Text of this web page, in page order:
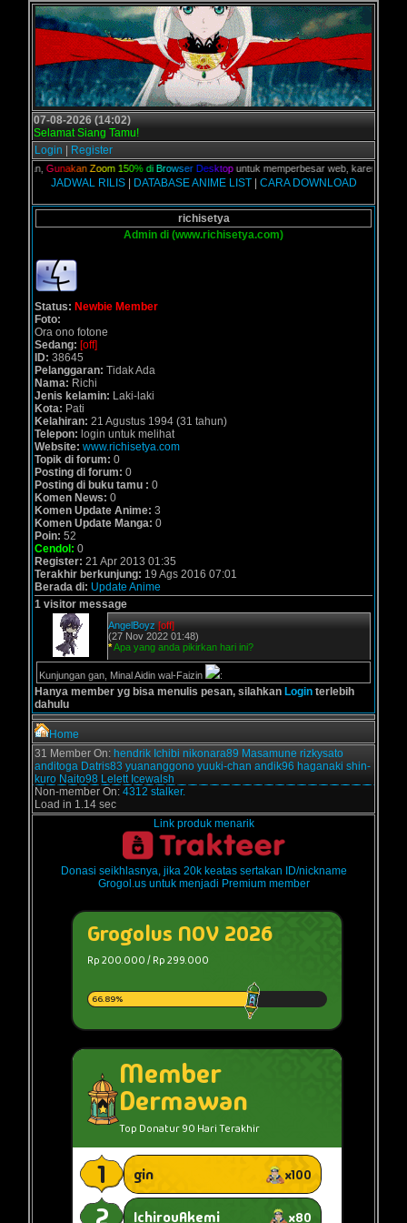
07-08-2026 (14:02)
Selamat Siang Tamu!
Login
Register
kalian,G unakan Zoom 150% di Browser D esktopuntuk memperbesar web, karena
JADWAL RILIS| DATABASE ANIME LIST| CARA DOWNLOAD
richisetya
Admin di (www.richisetya.com)
Status: Newbie Member
Foto:
Ora ono fotone
Sedang: [off]
ID: 38645
Pelanggaran: Tidak Ada
Nama: Richi
Jenis kelamin: Laki-laki
Kota: Pati
Kelahiran: 21 Agustus 1994 (31 tahun)
Telepon: login untuk melihat
Website: www.richisetya.com
Topik di forum: 0
Posting di forum: 0
Posting di buku tamu : 0
Komen News: 0
Komen Update Anime: 3
Komen Update Manga: 0
Poin: 52
Cendol: 0
Register: 21 Apr 2013 01:35
Terakhir berkunjung: 19 Ags 2016 07:01
Berada di: Update Anime
1 visitor message
AngelBoyz [off]
(27 Nov 2022 01:48)
*Apa yang anda pikirkan hari ini?
Kunjungan gan, Minal Aidin wal-Faizin :
Hanya member yg bisa menulis pesan, silahkan Login terlebih
dahulu
Home
31 Member On: hendrik Ichibi nikonara89 Masamune rizkysato
anditoga Datris83 yuananggono yuuki-chan andik96 haganaki shin-
kuro Naito98 Lelett Icewalsh
Non-member On: 4312 stalker.
Load in 1.14 sec
Link produk menarik
Donasi seikhlasnya, jika 20k keatas sertakan ID/nickname
Grogol.us untuk menjadi Premium member